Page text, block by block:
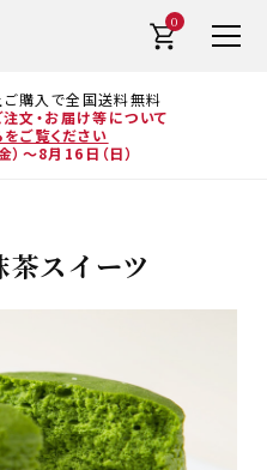
購入で全国送料無料
文・お届け等について
をご覧ください
～8月16日（日）
0
スイーツ